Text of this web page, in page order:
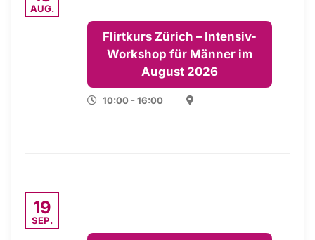
AUG.
Flirtkurs Zürich – Intensiv-
Workshop für Männer im
August 2026
10:00 - 16:00
19
SEP.